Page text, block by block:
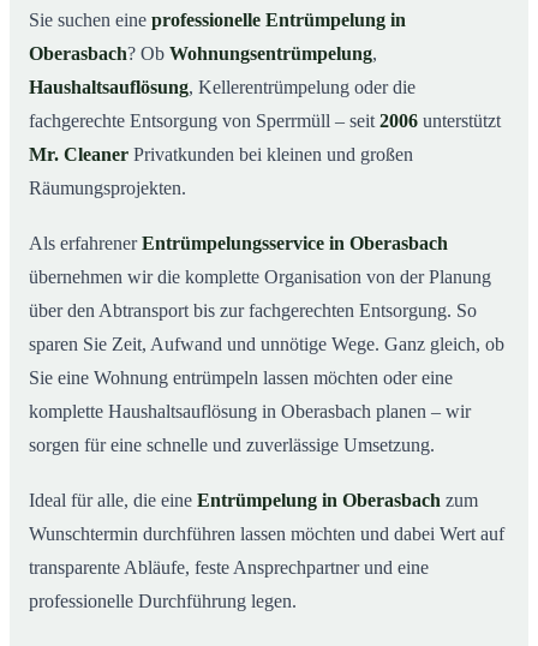
03Was kostet eine Entrümpelung in Oberasbach?
04Warum Mr. Cleaner in Oberasbach?
05Typische Anlässe für eine Entrümpelung
Jetzt Angebot einholen
Profis
Sie suchen eine professionelle Entrümpelung in
Oberasbach? Ob Wohnungsentrümpelung,
Haushaltsauflösung, Kellerentrümpelung oder die
fachgerechte Entsorgung von Sperrmüll – seit 2006 unterstützt
Mr. Cleaner Privatkunden bei kleinen und großen
Räumungsprojekten.
Als erfahrenerEntrümpelungsservice in Oberasbach
übernehmen wir die komplette Organisation von der Planung
über den Abtransport bis zur fachgerechten Entsorgung. So
sparen Sie Zeit, Aufwand und unnötige Wege. Ganz gleich, ob
Sie eine Wohnung entrümpeln lassen möchten oder eine
komplette Haushaltsauflösung in Oberasbach planen – wir
sorgen für eine schnelle und zuverlässige Umsetzung.
Ideal für alle, die eine Entrümpelung in Oberasbach zum
Wunschtermin durchführen lassen möchten und dabei Wert auf
transparente Abläufe, feste Ansprechpartner und eine
professionelle Durchführung legen.